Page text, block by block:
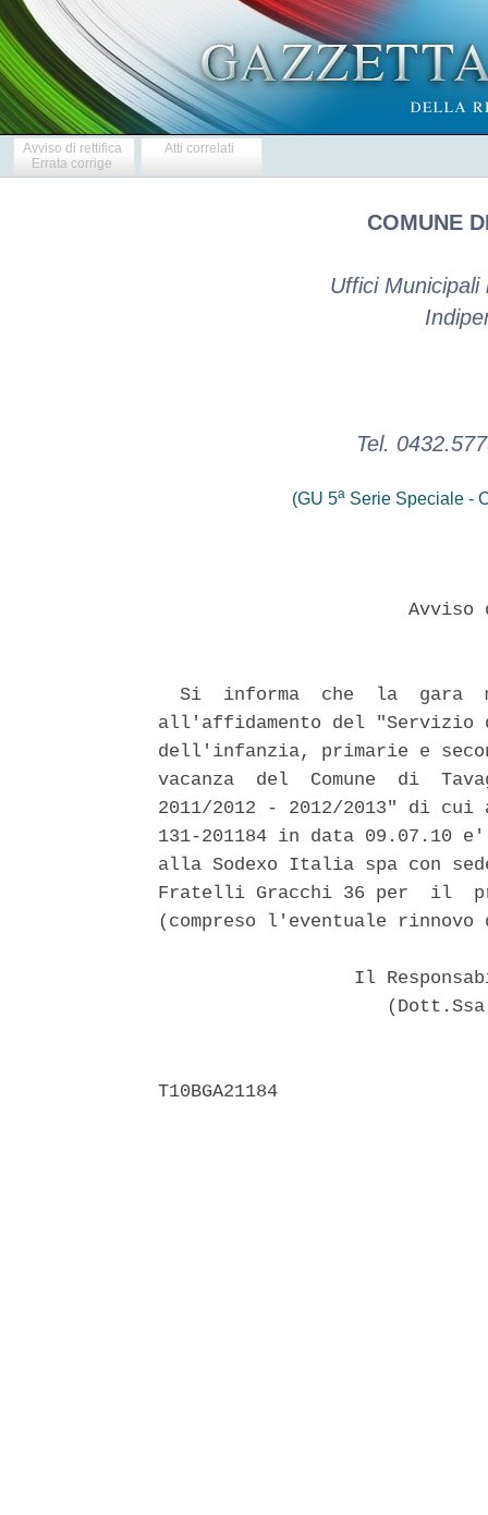
Avviso di rettifica
Errata corrige
Atti correlati
COMUNE
Uffici
Tel.
(GU 5a Serie Speciale -
Si  informa  che  la  gara
all'affidamento del
dell'infanzia, primarie e
vacanza  del  Comune  di
2011/2012 - 2012/2013" di cui
131-201184 in data 09.07.10
alla Sodexo Italia spa con
Fratelli Gracchi 36 per  il
(compreso l'eventuale
Il